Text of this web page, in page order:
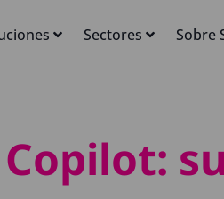
Sectores Sobre